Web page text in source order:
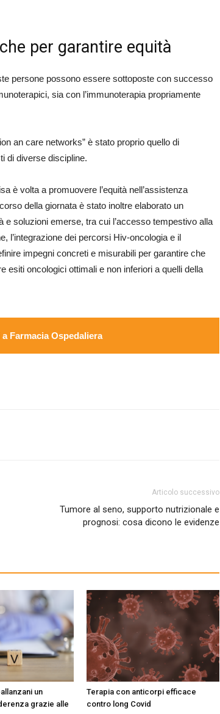
per garantire equità
persone possono essere sottoposte con successo
sia con l’immunoterapia propriamente
an care networks” è stato proprio quello di
di diverse discipline.
è volta a promuovere l’equità nell’assistenza
della giornata è stato inoltre elaborato un
soluzioni emerse, tra cui l’accesso tempestivo alla
l’integrazione dei percorsi Hiv-oncologia e il
impegni concreti e misurabili per garantire che
esiti oncologici ottimali e non inferiori a quelli della
Farmacia Ospedaliera
Articolo successivo
Tumore al seno, supporto nutrizionale e
prognosi: cosa dicono le evidenze
un
grazie alle
Terapia con anticorpi efficace
contro long Covid